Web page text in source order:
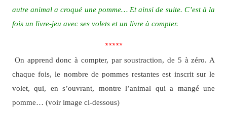
autre animal a croqué une pomme… Et ainsi de suite. C’est à la
fois un livre-jeu avec ses volets et un livre à compter.
*****
On apprend donc à compter, par soustraction, de 5 à zéro. A
chaque fois, le nombre de pommes restantes est inscrit sur le
volet, qui, en s’ouvrant, montre l’animal qui a mangé une
pomme… (voir image ci-dessous)